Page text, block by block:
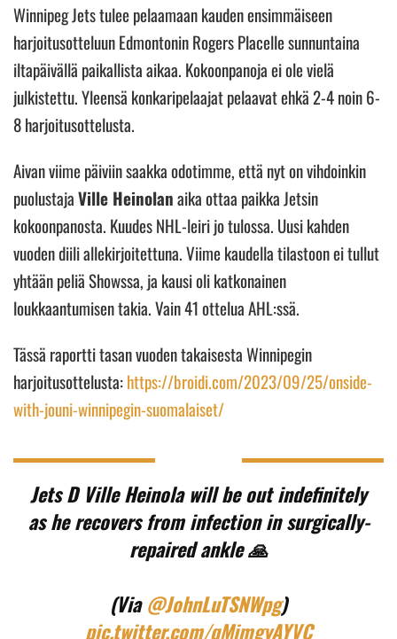
Winnipeg Jets tulee pelaamaan kauden ensimmäiseen
harjoitusotteluun Edmontonin Rogers Placelle sunnuntaina
iltapäivällä paikallista aikaa. Kokoonpanoja ei ole vielä
julkistettu. Yleensä konkaripelaajat pelaavat ehkä 2-4 noin 6-
8 harjoitusottelusta.
Aivan viime päiviin saakka odotimme, että nyt on vihdoinkin
puolustajaVille Heinolanaika ottaa paikka Jetsin
kokoonpanosta. Kuudes NHL-leiri jo tulossa. Uusi kahden
vuoden diili allekirjoitettuna. Viime kaudella tilastoon ei tullut
yhtään peliä Showssa, ja kausi oli katkonainen
loukkaantumisen takia. Vain 41 ottelua AHL:ssä.
Tässä raportti tasan vuoden takaisesta Winnipegin
harjoitusottelusta:https://broidi.com/2023/09/25/onside-
with-jouni-winnipegin-suomalaiset/
Jets D Ville Heinola will be out indefinitely
as he recovers from infection in surgically-
repaired ankle 🙏
(Via@JohnLuTSNWpg)
pic.twitter.com/qMjmgyAYVC